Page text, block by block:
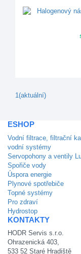
1 (aktuální)
ESHOP
Vodní filtrace, filtrační
vodní systémy
Servopohony a ventily
Spořiče vody
Úspora energie
Plynové spotřebiče
Topné systémy
Pro zdraví
Hydrostop
KONTAKTY
HODR Servis s.r.o.
Ohrazenická 403,
533 52 Staré Hradiště